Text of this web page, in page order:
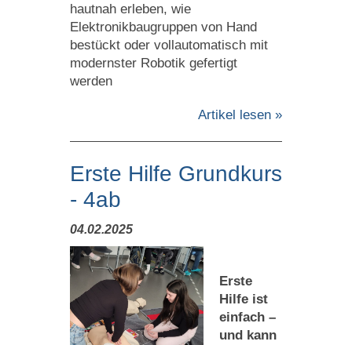
hautnah erleben, wie
Elektronikbaugruppen von Hand
bestückt oder vollautomatisch mit
modernster Robotik gefertigt
werden
Artikel lesen »
Erste Hilfe Grundkurs
- 4ab
04.02.2025
Erste
Hilfe ist
einfach –
und kann